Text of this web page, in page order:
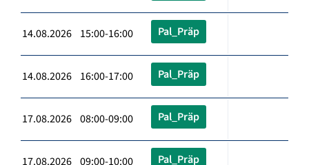
14.08.2026 15:00-16:00 Pal_Präp
14.08.2026 16:00-17:00 Pal_Präp
17.08.2026 08:00-09:00 Pal_Präp
17.08.2026 09:00-10:00 Pal_Präp